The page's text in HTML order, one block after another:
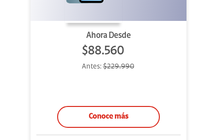
Ahora Desde
$88.560
Antes:$229.990
Conoce más